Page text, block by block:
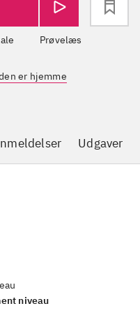
Prøvelæs
er hjemme
Udgaver
niveau